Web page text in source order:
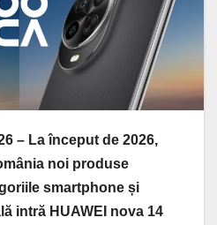
– La început de 2026,
noi produse
smartphone și
intră HUAWEI nova 14